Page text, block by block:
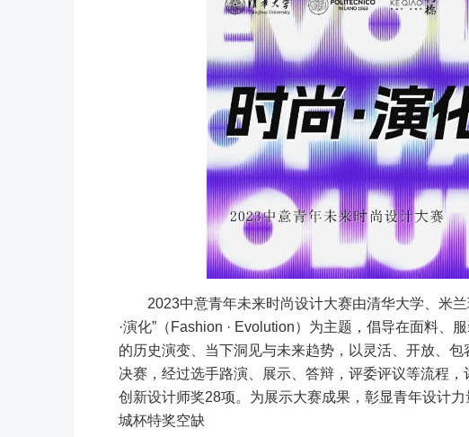
2023中意青年未来时尚设计大赛由清华大学、米
·演化”（Fashion · Evolution）为主题，倡导在面料、
的历史演变、当下洞见与未来趋势，以灵活、开放、
决赛，经过选手路演、展示、答辩，评委评议等流程
创新设计师奖28项。为展示大赛成果，彰显青年设计
城杯特奖空缺